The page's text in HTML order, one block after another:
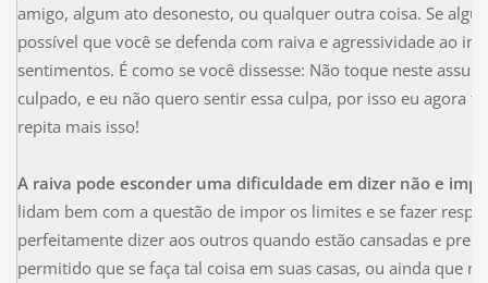
amigo, algum ato desonesto, ou qualquer outra coisa. Se
possível que você se defenda com raiva e agressividade ao
sentimentos. É como se você dissesse: Não toque neste
culpado, e eu não quero sentir essa culpa, por isso eu agora
repita mais isso!
A raiva pode esconder uma dificuldade em dizer não e
lidam bem com a questão de impor os limites e se fazer
perfeitamente dizer aos outros quando estão cansadas e
permitido que se faça tal coisa em suas casas, ou ainda que